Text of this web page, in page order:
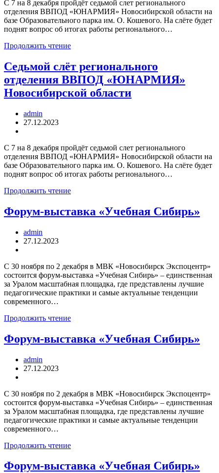
С 7 на 8 декабря пройдёт седьмой слет регионального
отделения ВВПОД «ЮНАРМИЯ» Новосибирской области на
базе Образовательного парка им. О. Кошевого. На слёте будет
поднят вопрос об итогах работы регионального…
Продолжить чтение
Седьмой слёт регионального
отделения ВВПОД «ЮНАРМИЯ»
Новосибирской области
admin
27.12.2023
С 7 на 8 декабря пройдёт седьмой слет регионального
отделения ВВПОД «ЮНАРМИЯ» Новосибирской области на
базе Образовательного парка им. О. Кошевого. На слёте будет
поднят вопрос об итогах работы регионального…
Продолжить чтение
Форум-выставка «Учебная Сибирь»
admin
27.12.2023
С 30 ноября по 2 декабря в МВК «Новосибирск Экспоцентр»
состоится форум-выставка «Учебная Сибирь» – единственная
за Уралом масштабная площадка, где представлены лучшие
педагогические практики и самые актуальные тенденции
современного…
Продолжить чтение
Форум-выставка «Учебная Сибирь»
admin
27.12.2023
С 30 ноября по 2 декабря в МВК «Новосибирск Экспоцентр»
состоится форум-выставка «Учебная Сибирь» – единственная
за Уралом масштабная площадка, где представлены лучшие
педагогические практики и самые актуальные тенденции
современного…
Продолжить чтение
Форум-выставка «Учебная Сибирь»